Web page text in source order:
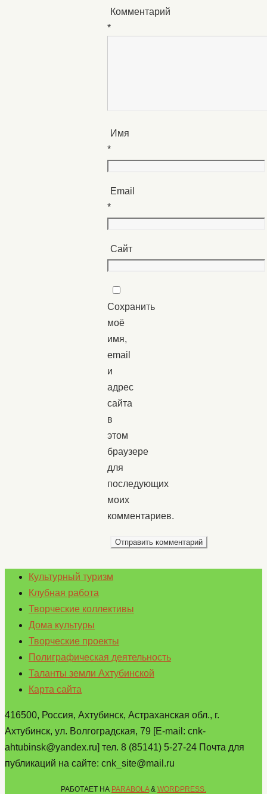
Комментарий
*
Имя
*
Email
*
Сайт
Сохранить
моё
имя,
email
и
адрес
сайта
в
этом
браузере
для
последующих
моих
комментариев.
Культурный туризм
Клубная работа
Творческие коллективы
Дома культуры
Творческие проекты
Полиграфическая деятельность
Таланты земли Ахтубинской
Карта сайта
416500, Россия, Ахтубинск, Астраханская обл., г.
Ахтубинск, ул. Волгоградская, 79 [E-mail: cnk-
ahtubinsk@yandex.ru] тел. 8 (85141) 5-27-24 Почта для
публикаций на сайте: cnk_site@mail.ru
РАБОТАЕТ НА PARABOLA& WORDPRESS.